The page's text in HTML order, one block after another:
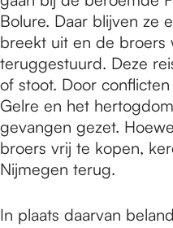
Bolure. Daar blijven ze
breekt uit en de broers
teruggestuurd. Deze
of stoot. Door
Gelre en het
gevangen gezet.
broers vrij te kopen,
Nijmegen terug.
In plaats daarvan